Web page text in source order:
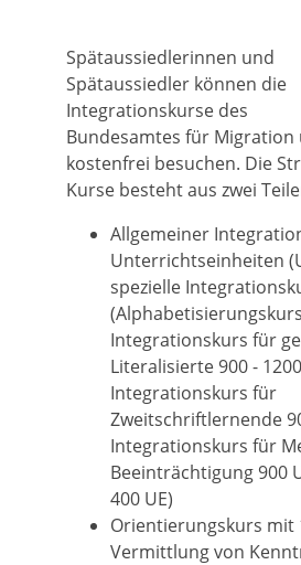
Spätaussiedlerinnen und
Spätaussiedler können die
Integrationskurse des
Bundesamtes für Migration
kostenfrei besuchen. Die
Kurse besteht aus zwei
Allgemeiner
Unterrichtseinheiten
spezielle
Integrationskurs für
Literalisierte 900 -
Integrationskurs für
Zweitschriftlernende
Integrationskurs für
Beeinträchtigung 900
400 UE)
Orientierungskurs mit
Vermittlung von